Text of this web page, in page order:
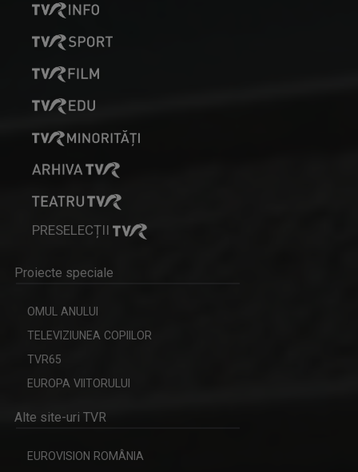
ZI DE ZI, CU PĂRINTELE CONSTANTIN NECULA
Televiziunea Română propune un moment de ...
GALA UMORULUI
PRESELECȚII
Proiecte speciale
OMUL ANULUI
TELEVIZIUNEA COPIILOR
TVR65
EUROPA VIITORULUI
Alte site-uri TVR
EUROVISION ROMÂNIA